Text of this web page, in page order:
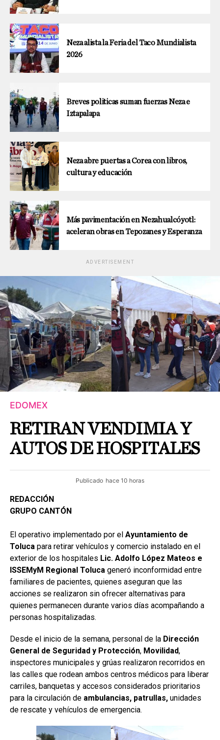
Neza alista la Feria del Taco Mundialista
2026
Breves politicas suman fuerzas Neza e
Iztapalapa
Neza abre puertas a Corea con libros,
cultura y educación
Más pavimentación en Nezahualcóyotl:
aceleran obras en Tepozanes y Esperanza
ADVERTISEMENT
EDOMEX
RETIRAN VENDIMIA Y
AUTOS DE HOSPITALES
Publicado hace 10 horas
REDACCIÓN
GRUPO CANTÓN
El operativo implementado por el Ayuntamiento de
Toluca para retirar vehículos y comercio instalado en el
exterior de los hospitales Lic. Adolfo López Mateos e
ISSEMyM Regional Toluca generó inconformidad entre
familiares de pacientes, quienes aseguran que las
acciones se realizaron sin ofrecer alternativas para
quienes permanecen durante varios días acompañando a
personas hospitalizadas.
Desde el inicio de la semana, personal de la Dirección
General de Seguridad y Protección, Movilidad,
inspectores municipales y grúas realizaron recorridos en
las calles que rodean ambos centros médicos para liberar
carriles, banquetas y accesos considerados prioritarios
para la circulación de ambulancias, patrullas, unidades
de rescate y vehículos de emergencia.